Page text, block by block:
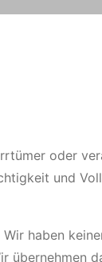
oder
und
haben
übernehmen